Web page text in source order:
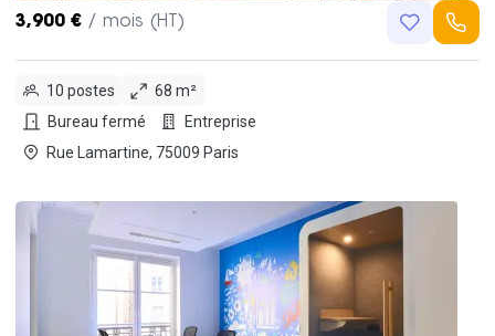
3,900 € / mois (HT)
10 postes
68 m²
Bureau fermé
Entreprise
Rue Lamartine, 75009 Paris